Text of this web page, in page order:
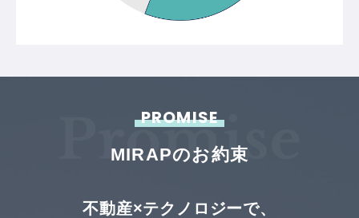
PROMISE
MIRAPのお約束
不動産×テクノロジーで、